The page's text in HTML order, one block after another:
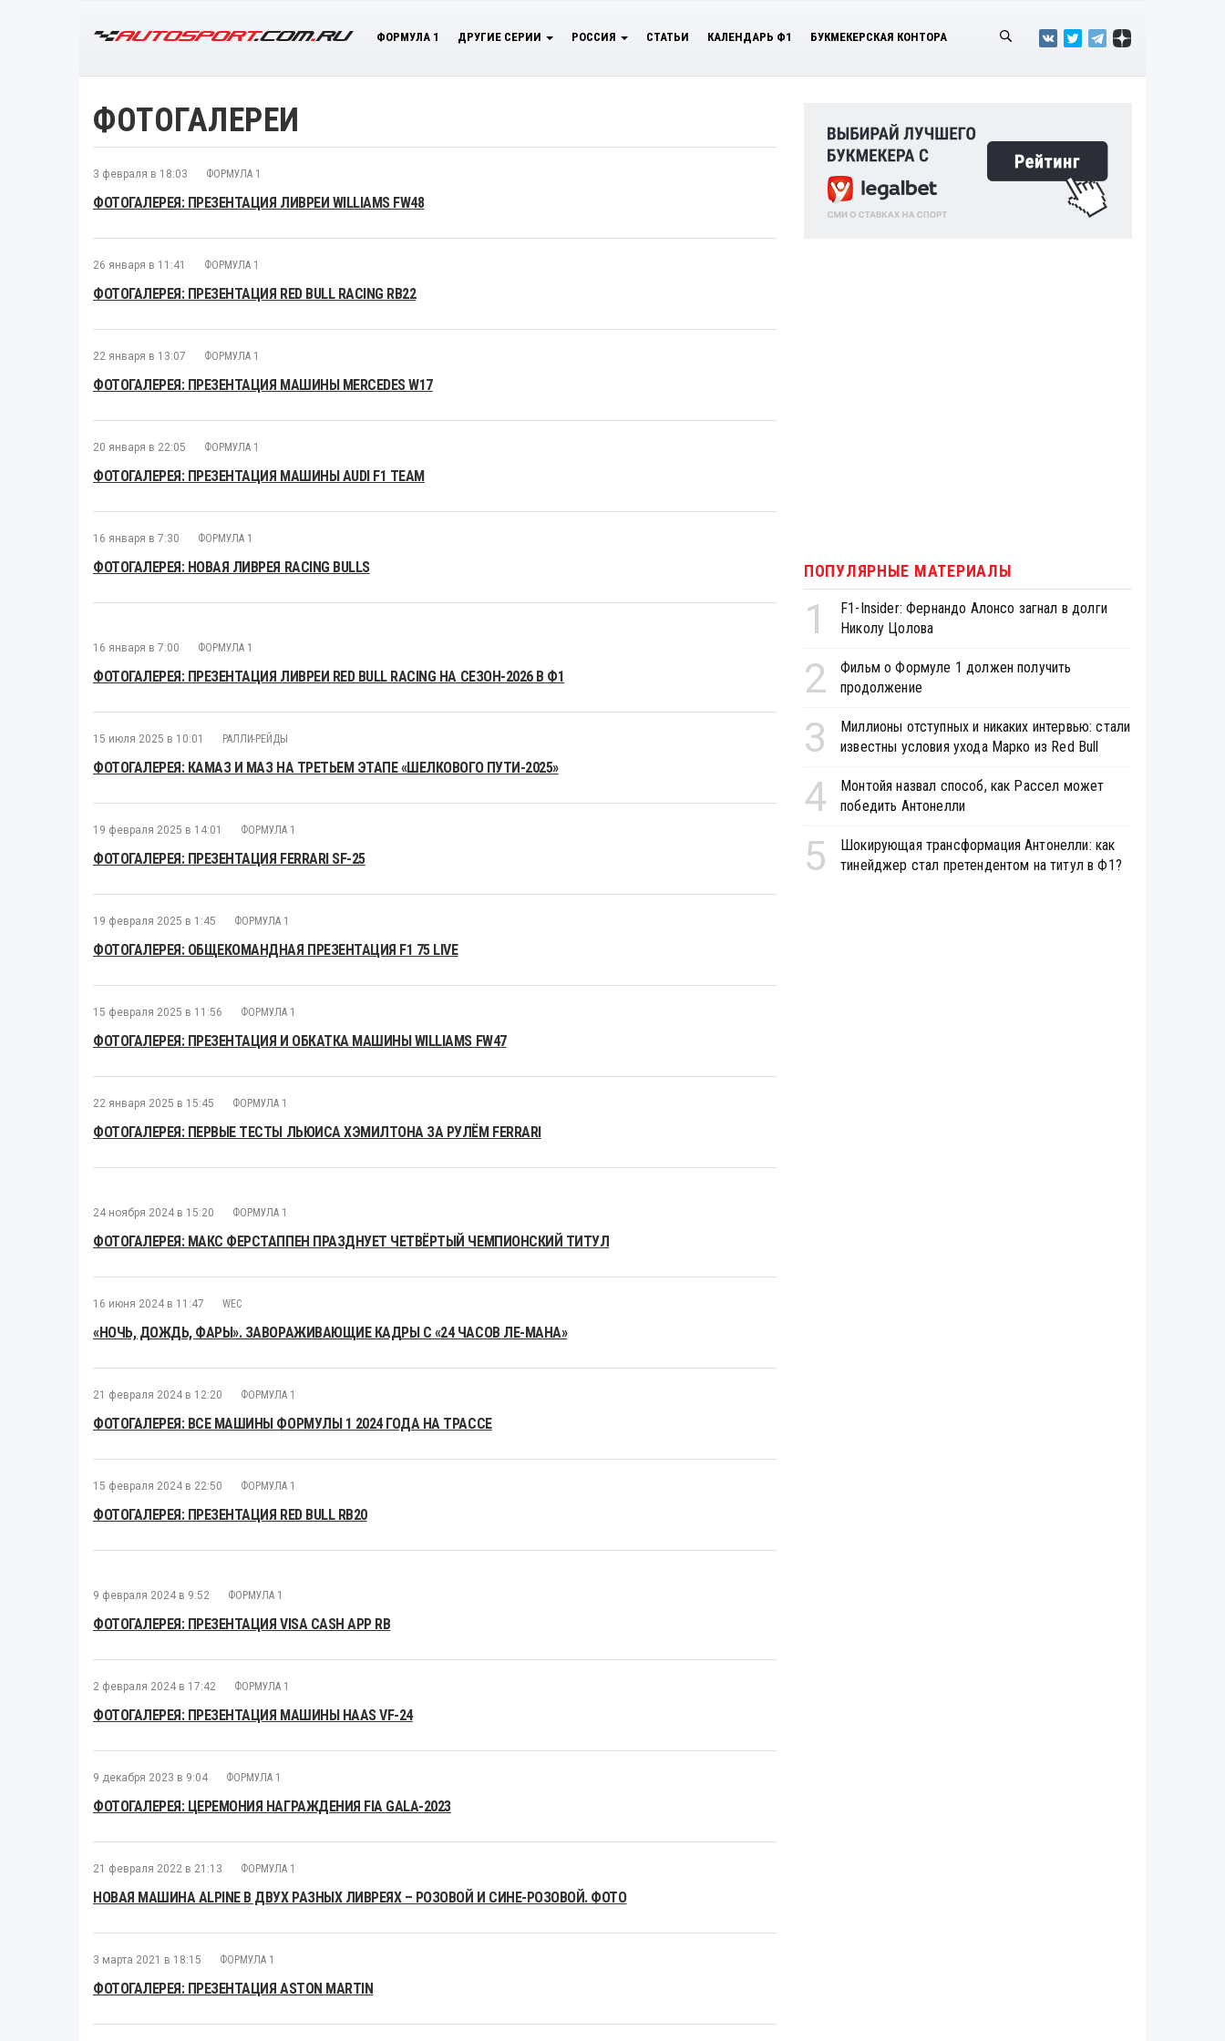
ФОРМУЛА 1 ДРУГИЕ СЕРИИ РОССИЯ СТАТЬИ КАЛЕНДАРЬ Ф1 БУКМЕКЕРСКАЯ КОНТОРА
ФОТОГАЛЕРЕИ
3 февраля в 18:03 ФОРМУЛА 1
ФОТОГАЛЕРЕЯ: ПРЕЗЕНТАЦИЯ ЛИВРЕИ WILLIAMS FW48
26 января в 11:41 ФОРМУЛА 1
ФОТОГАЛЕРЕЯ: ПРЕЗЕНТАЦИЯ RED BULL RACING RB22
22 января в 13:07 ФОРМУЛА 1
ФОТОГАЛЕРЕЯ: ПРЕЗЕНТАЦИЯ МАШИНЫ MERCEDES W17
20 января в 22:05 ФОРМУЛА 1
ФОТОГАЛЕРЕЯ: ПРЕЗЕНТАЦИЯ МАШИНЫ AUDI F1 TEAM
16 января в 7:30 ФОРМУЛА 1
ФОТОГАЛЕРЕЯ: НОВАЯ ЛИВРЕЯ RACING BULLS
16 января в 7:00 ФОРМУЛА 1
ФОТОГАЛЕРЕЯ: ПРЕЗЕНТАЦИЯ ЛИВРЕИ RED BULL RACING НА СЕЗОН-2026 В Ф1
15 июля 2025 в 10:01 РАЛЛИ-РЕЙДЫ
ФОТОГАЛЕРЕЯ: КАМАЗ И МАЗ НА ТРЕТЬЕМ ЭТАПЕ «ШЕЛКОВОГО ПУТИ-2025»
19 февраля 2025 в 14:01 ФОРМУЛА 1
ФОТОГАЛЕРЕЯ: ПРЕЗЕНТАЦИЯ FERRARI SF-25
19 февраля 2025 в 1:45 ФОРМУЛА 1
ФОТОГАЛЕРЕЯ: ОБЩЕКОМАНДНАЯ ПРЕЗЕНТАЦИЯ F1 75 LIVE
15 февраля 2025 в 11:56 ФОРМУЛА 1
ФОТОГАЛЕРЕЯ: ПРЕЗЕНТАЦИЯ И ОБКАТКА МАШИНЫ WILLIAMS FW47
22 января 2025 в 15:45 ФОРМУЛА 1
ФОТОГАЛЕРЕЯ: ПЕРВЫЕ ТЕСТЫ ЛЬЮИСА ХЭМИЛТОНА ЗА РУЛЁМ FERRARI
24 ноября 2024 в 15:20 ФОРМУЛА 1
ФОТОГАЛЕРЕЯ: МАКС ФЕРСТАППЕН ПРАЗДНУЕТ ЧЕТВЁРТЫЙ ЧЕМПИОНСКИЙ ТИТУЛ
16 июня 2024 в 11:47 WEC
«НОЧЬ, ДОЖДЬ, ФАРЫ». ЗАВОРАЖИВАЮЩИЕ КАДРЫ С «24 ЧАСОВ ЛЕ-МАНА»
21 февраля 2024 в 12:20 ФОРМУЛА 1
ФОТОГАЛЕРЕЯ: ВСЕ МАШИНЫ ФОРМУЛЫ 1 2024 ГОДА НА ТРАССЕ
15 февраля 2024 в 22:50 ФОРМУЛА 1
ФОТОГАЛЕРЕЯ: ПРЕЗЕНТАЦИЯ RED BULL RB20
9 февраля 2024 в 9:52 ФОРМУЛА 1
ФОТОГАЛЕРЕЯ: ПРЕЗЕНТАЦИЯ VISA CASH APP RB
2 февраля 2024 в 17:42 ФОРМУЛА 1
ФОТОГАЛЕРЕЯ: ПРЕЗЕНТАЦИЯ МАШИНЫ HAAS VF-24
9 декабря 2023 в 9:04 ФОРМУЛА 1
ФОТОГАЛЕРЕЯ: ЦЕРЕМОНИЯ НАГРАЖДЕНИЯ FIA GALA-2023
21 февраля 2022 в 21:13 ФОРМУЛА 1
НОВАЯ МАШИНА ALPINE В ДВУХ РАЗНЫХ ЛИВРЕЯХ – РОЗОВОЙ И СИНЕ-РОЗОВОЙ. ФОТО
3 марта 2021 в 18:15 ФОРМУЛА 1
ФОТОГАЛЕРЕЯ: ПРЕЗЕНТАЦИЯ ASTON MARTIN
ПОПУЛЯРНЫЕ МАТЕРИАЛЫ
1
F1-Insider: Фернандо Алонсо загнал в долги
Николу Цолова
2
Фильм о Формуле 1 должен получить
продолжение
3
Миллионы отступных и никаких интервью: стали
известны условия ухода Марко из Red Bull
4
Монтойя назвал способ, как Рассел может
победить Антонелли
5
Шокирующая трансформация Антонелли: как
тинейджер стал претендентом на титул в Ф1?